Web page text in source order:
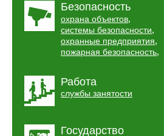
Безопасность
охрана объектов,
системы безопасности,
охранные предприятия,
пожарная безопасность,
Работа
службы занятости
Государство